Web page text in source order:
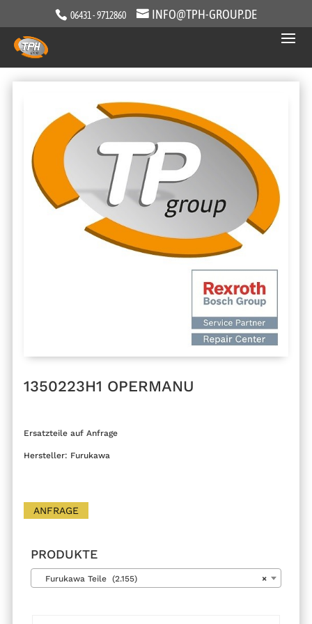
06431 - 9712860 INFO@TPH-GROUP.DE
1350223H1 OPERMANU
Ersatzteile auf Anfrage
Hersteller: Furukawa
ANFRAGE
PRODUKTE
×
Furukawa Teile (2.155)